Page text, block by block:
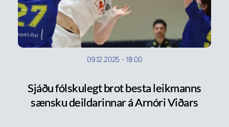
09.12.2025 - 18:00
Sjáðu fólskulegt brot besta leikmanns
sænsku deildarinnar á Arnóri Viðars